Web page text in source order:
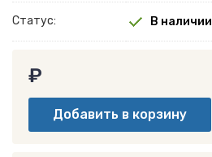
Статус: В наличии
₽